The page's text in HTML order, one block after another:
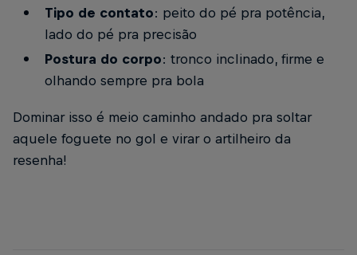
Tipo de contato: peito do pé pra potência,
lado do pé pra precisão
Postura do corpo: tronco inclinado, firme e
olhando sempre pra bola
Dominar isso é meio caminho andado pra soltar
aquele foguete no gol e virar o artilheiro da
resenha!